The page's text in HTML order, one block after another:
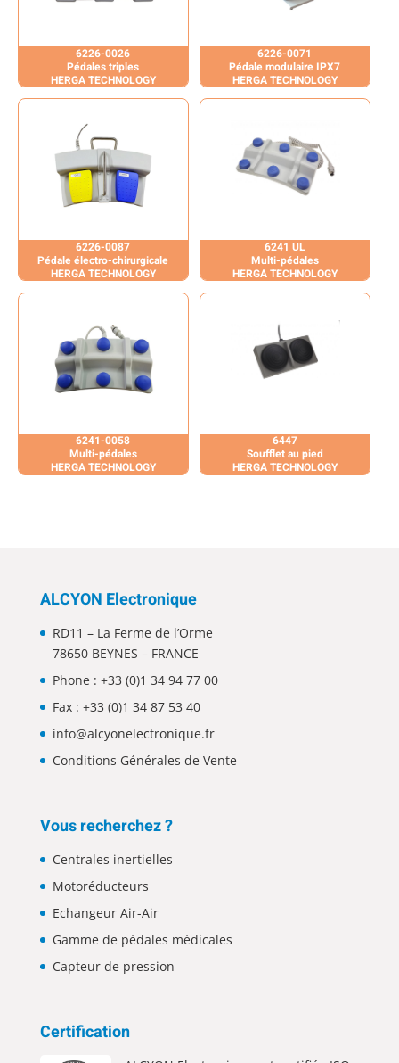
6226-0026
Pédales triples
HERGA TECHNOLOGY
6226-0071
Pédale modulaire IPX7
HERGA TECHNOLOGY
6226-0087
Pédale électro-chirurgicale
HERGA TECHNOLOGY
6241 UL
Multi-pédales
HERGA TECHNOLOGY
6241-0058
Multi-pédales
HERGA TECHNOLOGY
6447
Soufflet au pied
HERGA TECHNOLOGY
ALCYON Electronique
RD11 – La Ferme de l’Orme
78650 BEYNES – FRANCE
Phone : +33 (0)1 34 94 77 00
Fax : +33 (0)1 34 87 53 40
info@alcyonelectronique.fr
Conditions Générales de Vente
Vous recherchez ?
Centrales inertielles
Motoréducteurs
Echangeur Air-Air
Gamme de pédales médicales
Capteur de pression
Certification